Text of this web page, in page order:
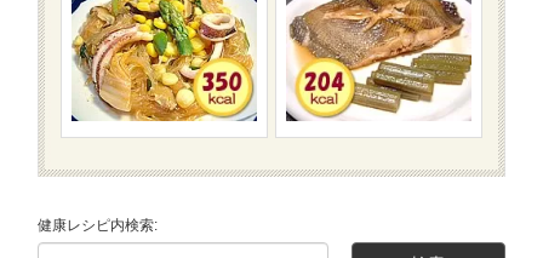
健康レシピ内検索: